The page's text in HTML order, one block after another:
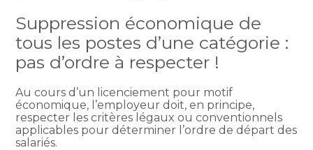
Suppression économique de
tous les postes d’une catégorie :
pas d’ordre à respecter !
Au cours d’un licenciement pour motif
économique, l’employeur doit, en principe,
respecter les critères légaux ou conventionnels
applicables pour déterminer l’ordre de départ des
salariés.